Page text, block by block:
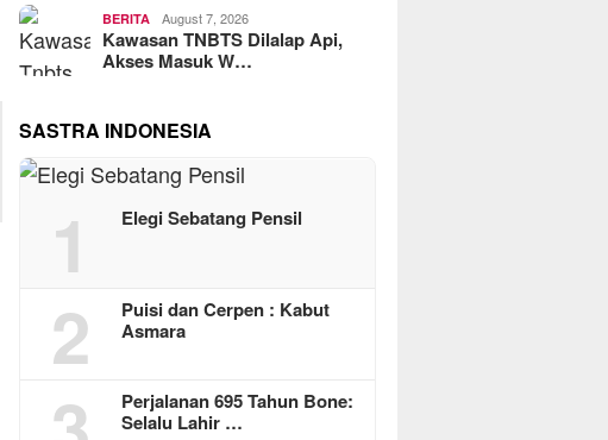
BERITA August 7, 2026
Kawasan TNBTS Dilalap Api,
Akses Masuk W…
SASTRA INDONESIA
1 Elegi Sebatang Pensil
2
Puisi dan Cerpen : Kabut
Asmara
Perjalanan 695 Tahun Bone:
Selalu Lahir …